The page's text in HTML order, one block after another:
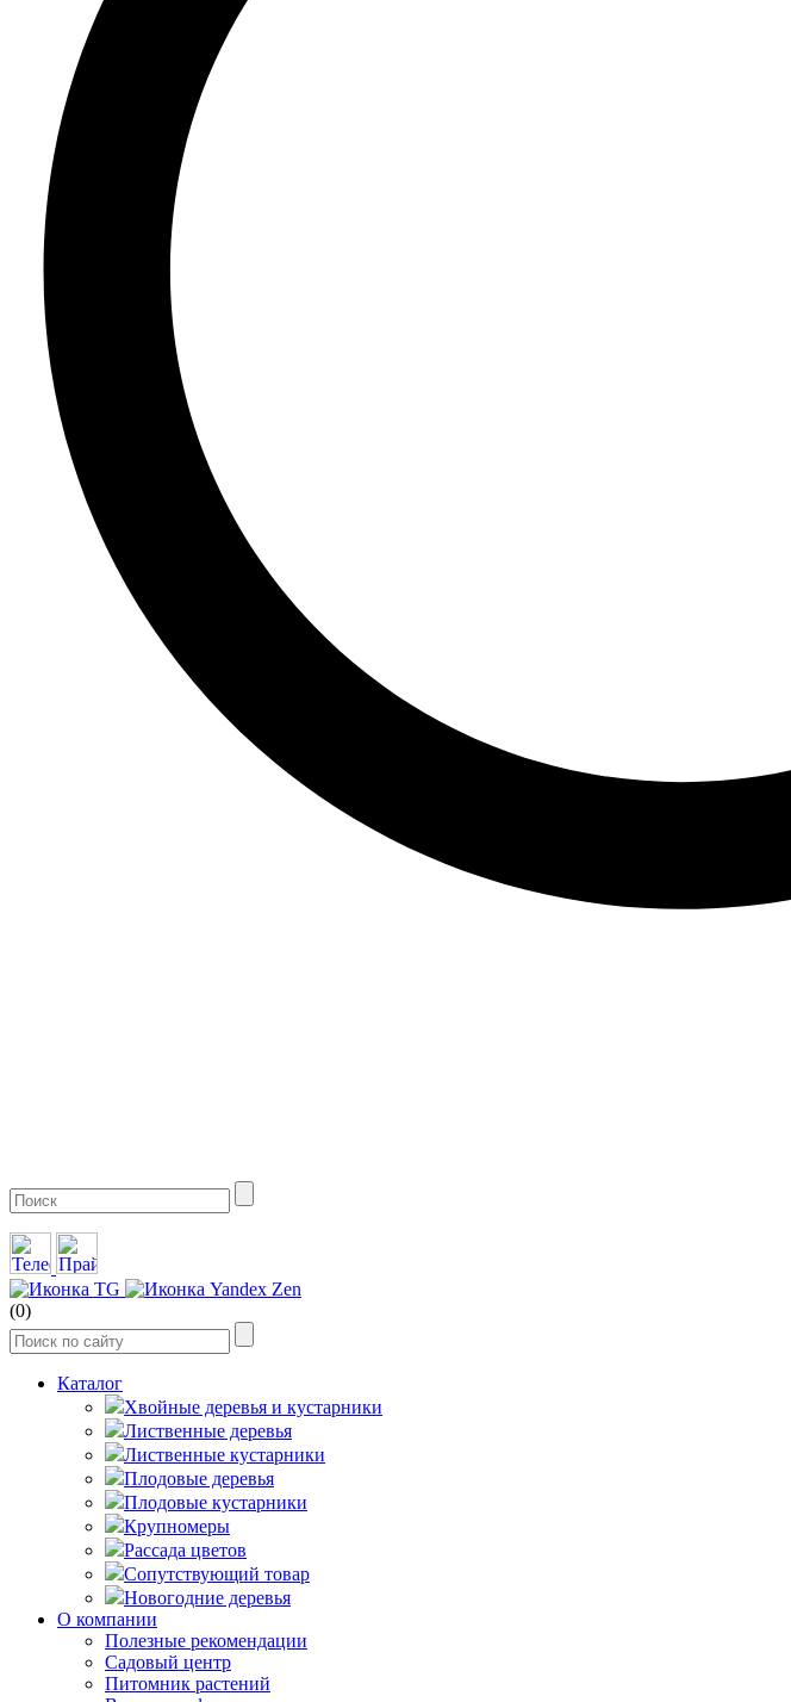
(0)
Каталог
Хвойные деревья и кустарники
Лиственные деревья
Лиственные кустарники
Плодовые деревья
Плодовые кустарники
Крупномеры
Рассада цветов
Сопутствующий товар
Новогодние деревья
О компании
Полезные рекомендации
Садовый центр
Питомник растений